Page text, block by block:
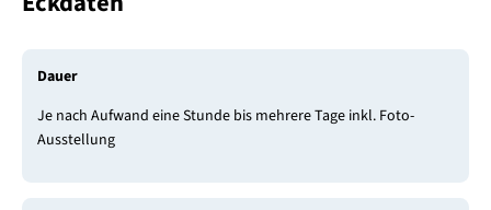
Dauer
Je nach Aufwand eine Stunde bis mehrere Tage inkl. Foto-
Ausstellung